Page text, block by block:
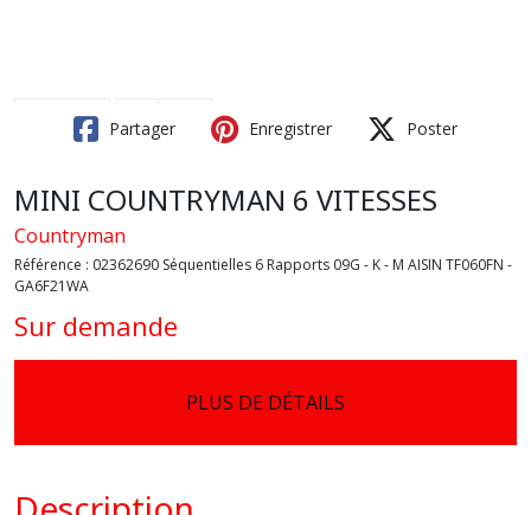
Partager Enregistrer Poster
MINI COUNTRYMAN 6 VITESSES
Countryman
Référence : 02362690 Séquentielles 6 Rapports 09G - K - M AISIN TF060FN -
GA6F21WA
Sur demande
PLUS DE DÉTAILS